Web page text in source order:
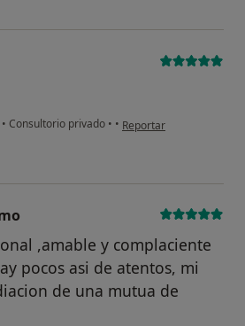
• Consultorio privado • • en opinión del usuario
Reportar
,amable y complaciente
pocos asi de atentos, mi
de una mutua de